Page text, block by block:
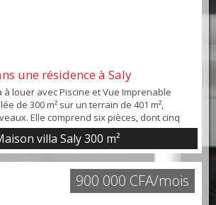
une résidence à Saly
à louer avec Piscine et Vue Imprenable
de 300 m² sur un terrain de 401 m²,
Elle comprend six pièces, dont cinq
d’eau, ainsi que six toilettes (dont une
américaine équipée s’ouvre sur un
lumineux grâce à de grandes ouvertures en
de 20 m² p...
villa Saly300 m²
900 000 CFA/mois